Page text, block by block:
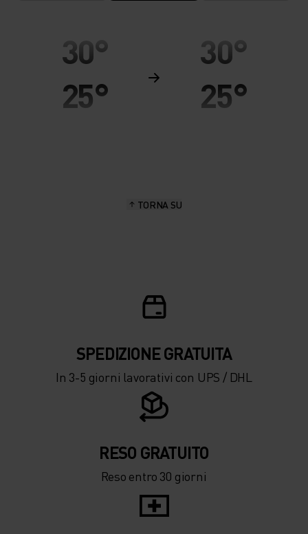
30°
25°
-5°
-15°
-20°
30°
25°
-5°
-15°
-20°
TORNA SU
SPEDIZIONE ​​​​​​GRATUITA
In 3-5 giorni lavorativi con UPS / DHL
RESO GRATUITO
Reso entro 30 giorni